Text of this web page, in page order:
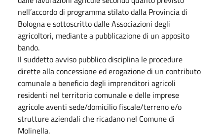
nell’accordo di programma stilato dalla Provincia di
Bologna e sottoscritto dalle Associazioni degli
agricoltori, mediante a pubblicazione di un apposito
bando.
Il suddetto avviso pubblico disciplina le procedure
dirette alla concessione ed erogazione di un contributo
comunale a beneficio degli imprenditori agricoli
residenti nel territorio comunale e delle imprese
agricole aventi sede/domicilio fiscale/terreno e/o
strutture aziendali che ricadano nel Comune di
Molinella.